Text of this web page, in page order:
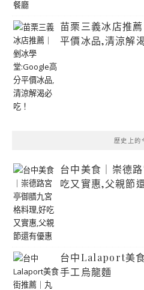
苗栗三義冰店推
平價冰品,清涼解
歷史上的
台中美食｜崇德
吃又實惠,父親節
台中Lalaport美
手工烏龍麵